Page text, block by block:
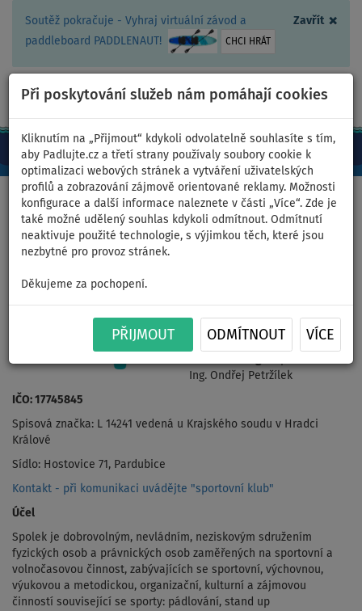
Zavřít ×
Soutěž pokračuje - Vyhraj virtuální závod a
paddleboard PADDLENAUT!
CHCI HRÁT
Při poskytování služeb nám pomáhají cookies
Kliknutím na „Přijmout“ kdykoli odvolatelně souhlasíte s tím,
aby Padlujte.cz a třetí strany používaly soubory cookie k
optimalizaci webových stránek a vytváření uživatelských
profilů a zobrazování zájmově orientované reklamy. Možnosti
konfigurace a další informace naleznete v části „Více“. Zde je
také možné udělený souhlas kdykoli odmítnout. Odmítnutí
neaktivuje použité technologie, s výjimkou těch, které jsou
nezbytné pro provoz stránek.
Děkujeme za pochopení.
PŘIJMOUT ODMÍTNOUT VÍCE
CZ/Kč +420 467 409 090 0ks
Domů >PÁDLUJTE.CZ sportovní klub, z.s. >Organizace
Organizace spolku
Název nejvyššího orgánu:
Členská schůze
Ing. Ondřej Petržílek
IČO: 17745845
Spisová značka: L 14241 vedená u Krajského soudu v Hradci
Králové
Sídlo: Hostovice 71, Pardubice
Kontakt - při komunikaci uvádějte "sportovní klub"
Účel
Spolek je dobrovolným, nevládním, neziskovým sdružením
fyzických osob a právnických osob zaměřených na sportovní a
volnočasovou činnost, zabývajících se sportovní, výchovnou,
výukovou a metodickou, organizační, kulturní a zájmovou
činností související se sporty: pádlování, stand up